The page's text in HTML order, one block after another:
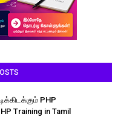
PHP
Training in Tamil